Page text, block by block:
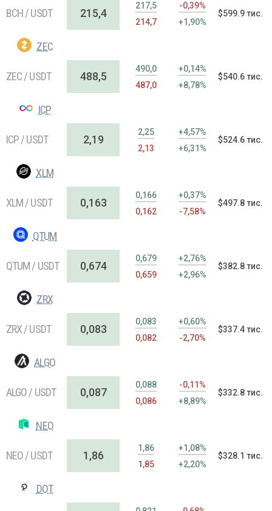
BCH / USDT 215,4
217,5
214,7
-0,39%
+1,90%
$599.9 тис.
ZEC
ZEC / USDT 488,5
490,0
487,0
+0,14%
+8,78%
$540.6 тис.
ICP
ICP / USDT 2,19
2,25
2,13
+4,57%
+6,31%
$524.6 тис.
XLM
XLM / USDT 0,163
0,166
0,162
+0,37%
-7,58%
$497.8 тис.
QTUM
QTUM / USDT 0,674
0,679
0,659
+2,76%
+2,96%
$382.8 тис.
ZRX
ZRX / USDT 0,083
0,083
0,082
+0,60%
-2,70%
$337.4 тис.
ALGO
ALGO / USDT 0,087
0,088
0,086
-0,11%
+8,89%
$332.8 тис.
NEO
NEO / USDT 1,86
1,86
1,85
+1,08%
+2,20%
$328.1 тис.
DOT